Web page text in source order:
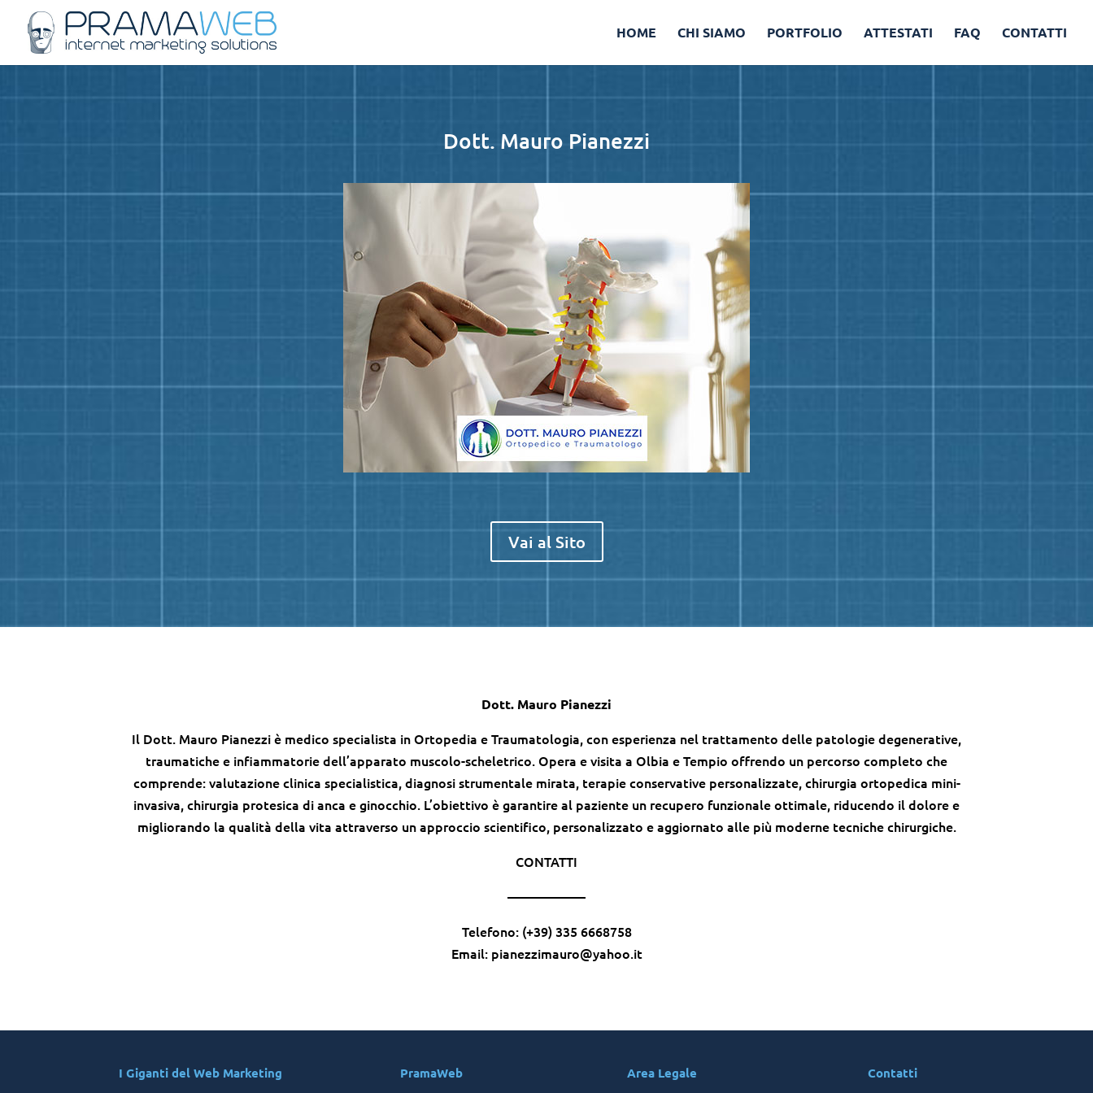
HOME CHI SIAMO PORTFOLIO ATTESTATI FAQ CONTATTI
Dott. Mauro Pianezzi
Vai al Sito
Dott. Mauro Pianezzi
Il Dott. Mauro Pianezzi è medico specialista in Ortopedia e Traumatologia, con esperienza nel trattamento delle patologie degenerative,
traumatiche e infiammatorie dell’apparato muscolo-scheletrico. Opera e visita a Olbia e Tempio offrendo un percorso completo che
comprende: valutazione clinica specialistica, diagnosi strumentale mirata, terapie conservative personalizzate, chirurgia ortopedica mini-
invasiva, chirurgia protesica di anca e ginocchio. L’obiettivo è garantire al paziente un recupero funzionale ottimale, riducendo il dolore e
migliorando la qualità della vita attraverso un approccio scientifico, personalizzato e aggiornato alle più moderne tecniche chirurgiche.
CONTATTI
——————
Telefono: (+39) 335 6668758
Email: pianezzimauro@yahoo.it
I Giganti del Web Marketing PramaWeb Area Legale Contatti